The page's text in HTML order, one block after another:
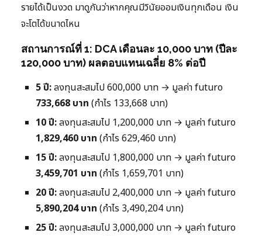
รายได้เป็นงวด มาดูกันว่าหากคุณมีวินัยออมเงินทุกเดือน เงิน
จะโตได้ขนาดไหน
สถานการณ์ที่ 1: DCA เดือนละ 10,000 บาท (ปีละ
120,000 บาท) ผลตอบแทนเฉลี่ย 8% ต่อปี
5 ปี:ลงทุนสะสมไป 600,000 บาท → มูลค่า futuro
733,668 บาท (กำไร 133,668 บาท)
10 ปี:ลงทุนสะสมไป 1,200,000 บาท → มูลค่า futuro
1,829,460 บาท (กำไร 629,460 บาท)
15 ปี:ลงทุนสะสมไป 1,800,000 บาท → มูลค่า futuro
3,459,701 บาท (กำไร 1,659,701 บาท)
20 ปี:ลงทุนสะสมไป 2,400,000 บาท → มูลค่า futuro
5,890,204 บาท (กำไร 3,490,204 บาท)
25 ปี:ลงทุนสะสมไป 3,000,000 บาท → มูลค่า futuro